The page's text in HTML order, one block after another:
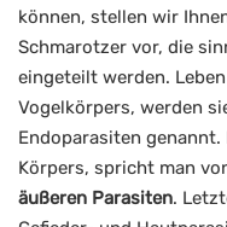
können, stellen wir
Schmarotzer vor, die
eingeteilt werden.
Vogelkörpers, werden
Endoparasiten
Körpers, spricht man
äußeren Parasiten.